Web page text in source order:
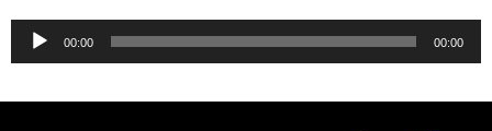
Lecteur
audio
00:00 00:00